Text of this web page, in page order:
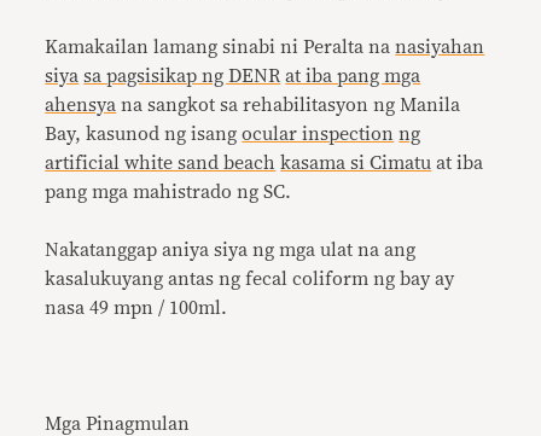
Kamakailan lamang sinabi ni Peralta nanasiyahan
siya sa pagsisikap ng DENR at iba pang mga
ahensya na sangkot sa rehabilitasyon ng Manila
Bay, kasunod ng isangocular inspection ng
artificial white sand beach kasama si Cimatu at iba
pang mga mahistrado ng SC.
Nakatanggap aniya siya ng mga ulat na ang
kasalukuyang antas ng fecal coliform ng bay ay
nasa 49 mpn / 100ml.
Mga Pinagmulan